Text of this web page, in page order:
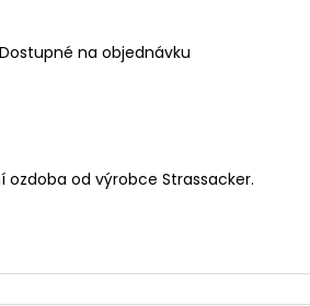
Dostupné na objednávku
ozdoba od výrobce Strassacker.